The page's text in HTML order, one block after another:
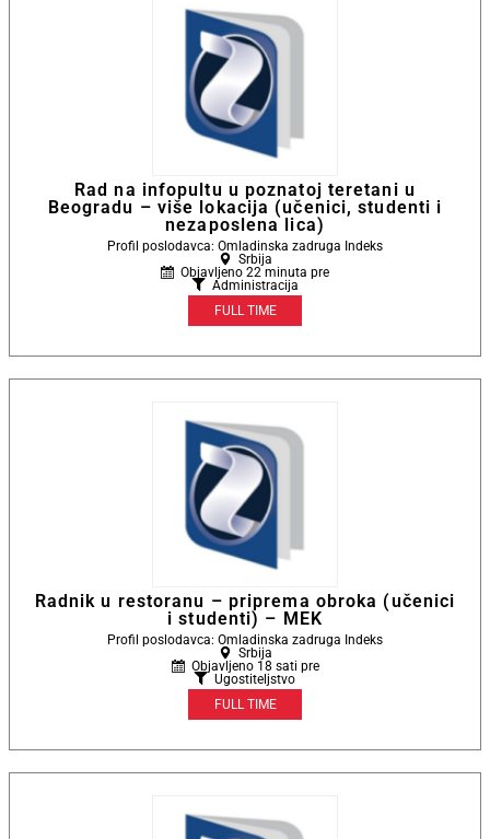
Rad na infopultu u poznatoj teretani u
Beogradu – više lokacija (učenici, studenti i
nezaposlena lica)
Profil poslodavca: Omladinska zadruga Indeks
Srbija
Objavljeno 22 minuta pre
Administracija
FULL TIME
Radnik u restoranu – priprema obroka (učenici
i studenti) – MEK
Profil poslodavca: Omladinska zadruga Indeks
Srbija
Objavljeno 18 sati pre
Ugostiteljstvo
FULL TIME